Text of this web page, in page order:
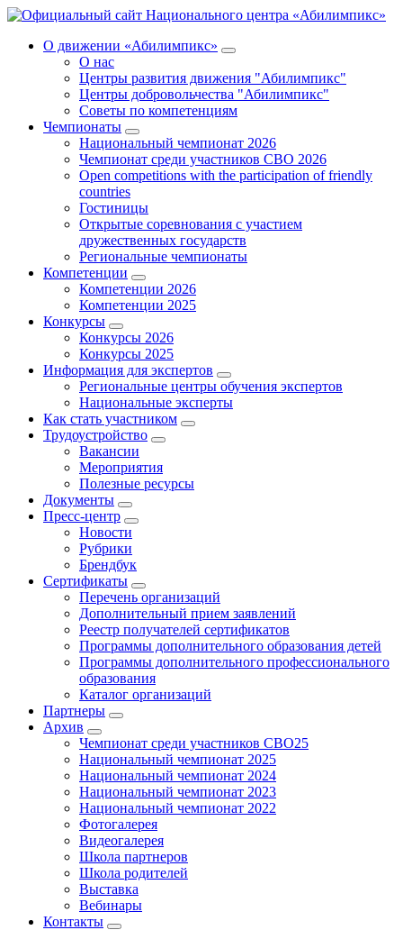
О движении «Абилимпикс»
О нас
Центры развития движения "Абилимпикс"
Центры добровольчества "Абилимпикс"
Советы по компетенциям
Чемпионаты
Национальный чемпионат 2026
Чемпионат среди участников СВО 2026
Open competitions with the participation of friendly
countries
Гостиницы
Открытые соревнования с участием
дружественных государств
Региональные чемпионаты
Компетенции
Компетенции 2026
Компетенции 2025
Конкурсы
Конкурсы 2026
Конкурсы 2025
Информация для экспертов
Региональные центры обучения экспертов
Национальные эксперты
Как стать участником
Трудоустройство
Вакансии
Мероприятия
Полезные ресурсы
Документы
Пресс-центр
Новости
Рубрики
Брендбук
Сертификаты
Перечень организаций
Дополнительный прием заявлений
Реестр получателей сертификатов
Программы дополнительного образования детей
Программы дополнительного профессионального
образования
Каталог организаций
Партнеры
Архив
Чемпионат среди участников СВО25
Национальный чемпионат 2025
Национальный чемпионат 2024
Национальный чемпионат 2023
Национальный чемпионат 2022
Фотогалерея
Видеогалерея
Школа партнеров
Школа родителей
Выставка
Вебинары
Контакты